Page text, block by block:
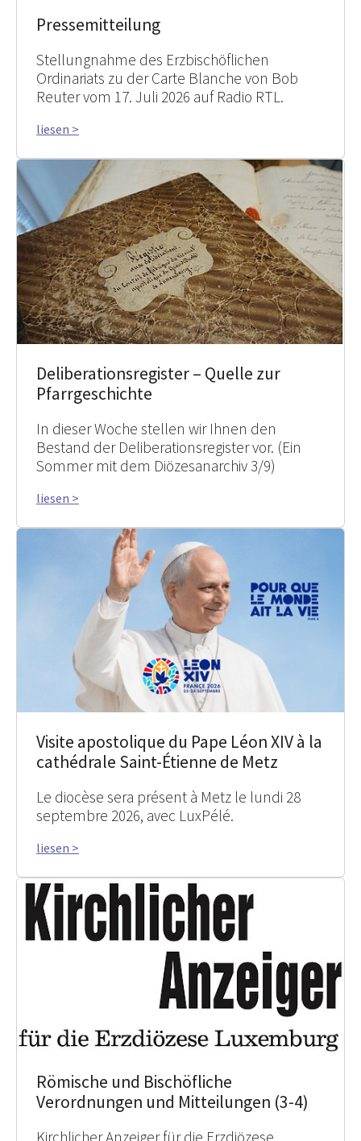
Pressemitteilung
Stellungnahme des Erzbischöflichen
Ordinariats zu der Carte Blanche von Bob
Reuter vom 17. Juli 2026 auf Radio RTL.
liesen >
Deliberationsregister – Quelle zur
Pfarrgeschichte
In dieser Woche stellen wir Ihnen den
Bestand der Deliberationsregister vor. (Ein
Sommer mit dem Diözesanarchiv 3/9)
liesen >
Visite apostolique du Pape Léon XIV à la
cathédrale Saint-Étienne de Metz
Le diocèse sera présent à Metz le lundi 28
septembre 2026, avec LuxPélé.
liesen >
Römische und Bischöfliche
Verordnungen und Mitteilungen (3-4)
Kirchlicher Anzeiger für die Erzdiözese